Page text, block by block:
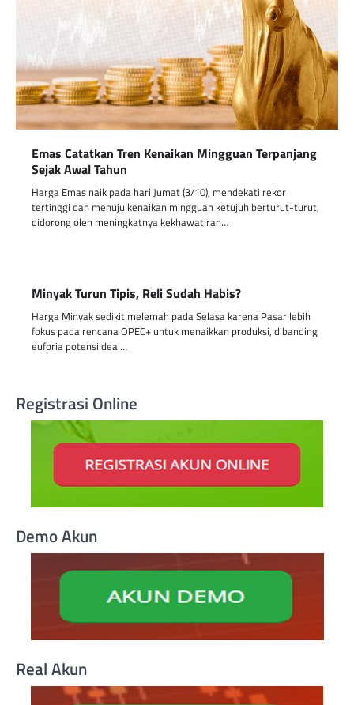
Emas Catatkan Tren Kenaikan Mingguan Terpanjang
Sejak Awal Tahun
Harga Emas naik pada hari Jumat (3/10), mendekati rekor
tertinggi dan menuju kenaikan mingguan ketujuh berturut-turut,
didorong oleh meningkatnya kekhawatiran…
Minyak Turun Tipis, Reli Sudah Habis?
Harga Minyak sedikit melemah pada Selasa karena Pasar lebih
fokus pada rencana OPEC+ untuk menaikkan produksi, dibanding
euforia potensi deal…
Registrasi Online
Demo Akun
Real Akun